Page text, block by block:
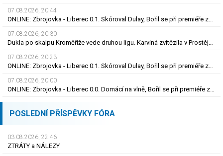
07.08.2026, 20.44
ONLINE: Zbrojovka - Liberec 0:1. Skóroval Dulay, Bořil se při premiéře za Slovan zranil
07.08.2026, 20.30
Dukla po skalpu Kroměříže vede druhou ligu. Karviná zvítězila v Prostějově, remíza Ústí
07.08.2026, 20.23
ONLINE: Zbrojovka - Liberec 0:1. Skóroval Dulay, Bořil se při premiéře za Slovan zranil
07.08.2026, 20.00
ONLINE: Zbrojovka - Liberec 0:0. Domácí na vlně, Bořil se při premiéře za Slovan zranil
POSLEDNÍ PŘÍSPĚVKY FÓRA
03.08.2026, 22.46
ZTRÁTY a NÁLEZY